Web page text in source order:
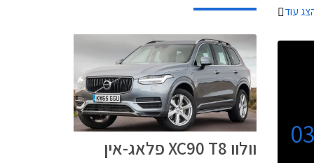
עוד
וולוו XC90 T8 פלאג-אין